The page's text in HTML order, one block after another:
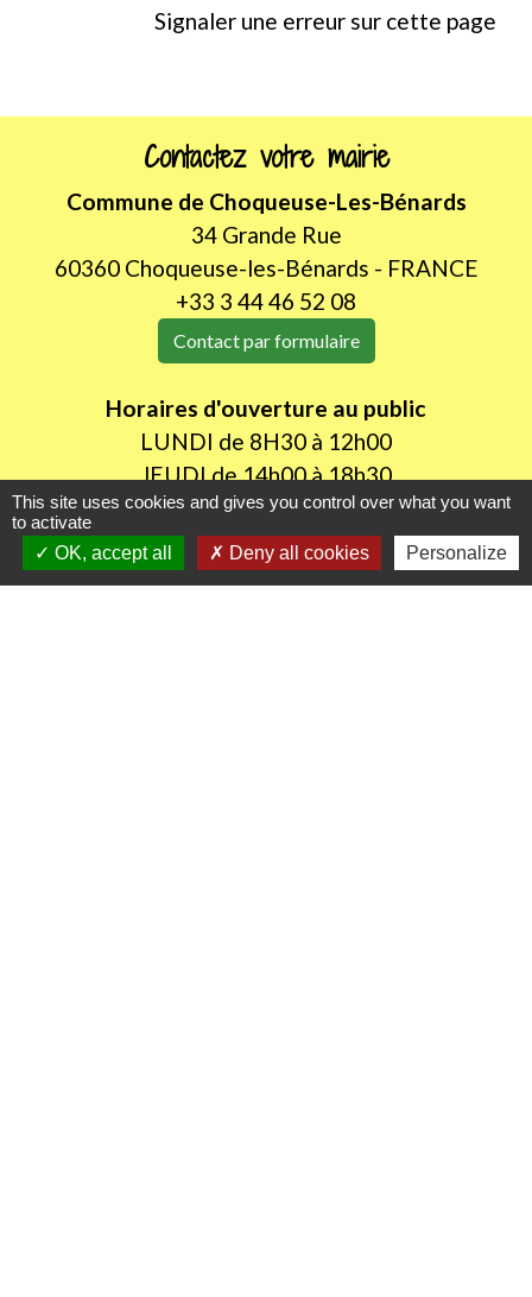
Signaler une erreur sur cette page
Contactez votre mairie
Commune de Choqueuse-Les-Bénards
34 Grande Rue
60360 Choqueuse-les-Bénards - FRANCE
+33 3 44 46 52 08
Contact par formulaire
Horaires d'ouverture au public
LUNDI de 8H30 à 12h00
JEUDI de 14h00 à 18h30
Liens utiles
This site uses cookies and gives you control over what you want
to activate
OK, accept all
Deny all cookies Personalize